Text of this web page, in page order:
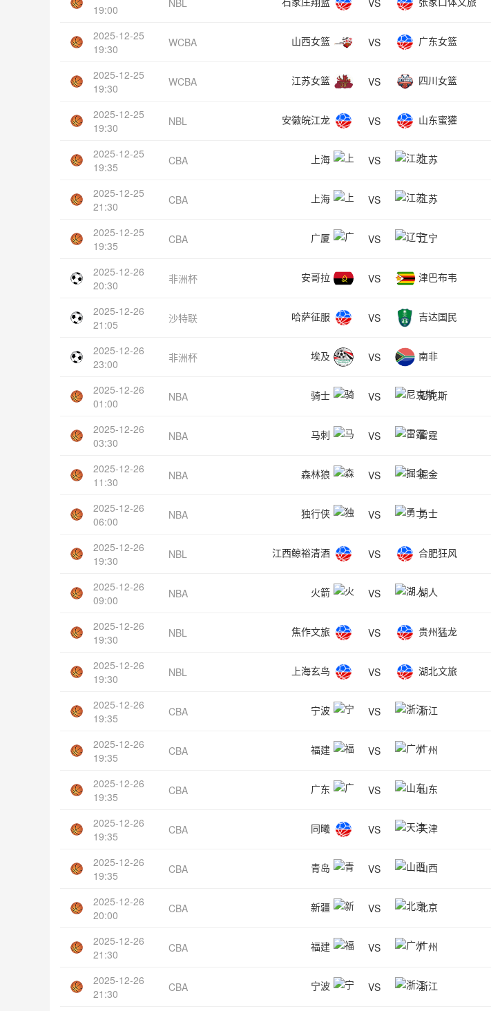
19:00
2025-12-25
19:30
WCBA 山西女篮 VS 广东女篮
2025-12-25
19:30
WCBA 江苏女篮 VS 四川女篮
2025-12-25
19:30
NBL 安徽皖江龙 VS 山东蜜獾
2025-12-25
19:35
CBA 上海 VS 江苏
2025-12-25
21:30
CBA 上海 VS 江苏
2025-12-25
19:35
CBA 广厦 VS 辽宁
2025-12-26
20:30
非洲杯 安哥拉 VS 津巴布韦
2025-12-26
21:05
沙特联 哈萨征服 VS 吉达国民
2025-12-26
23:00
非洲杯 埃及 VS 南非
2025-12-26
01:00
NBA 骑士 VS 尼克斯
2025-12-26
03:30
NBA 马刺 VS 雷霆
2025-12-26
11:30
NBA 森林狼 VS 掘金
2025-12-26
06:00
NBA 独行侠 VS 勇士
2025-12-26
19:30
NBL 江西鲸裕清酒 VS 合肥狂风
2025-12-26
09:00
NBA 火箭 VS 湖人
2025-12-26
19:30
NBL 焦作文旅 VS 贵州猛龙
2025-12-26
19:30
NBL 上海玄鸟 VS 湖北文旅
2025-12-26
19:35
CBA 宁波 VS 浙江
2025-12-26
19:35
CBA 福建 VS 广州
2025-12-26
19:35
CBA 广东 VS 山东
2025-12-26
19:35
CBA 同曦 VS 天津
2025-12-26
19:35
CBA 青岛 VS 山西
2025-12-26
20:00
CBA 新疆 VS 北京
2025-12-26
21:30
CBA 福建 VS 广州
2025-12-26
21:30
CBA 宁波 VS 浙江